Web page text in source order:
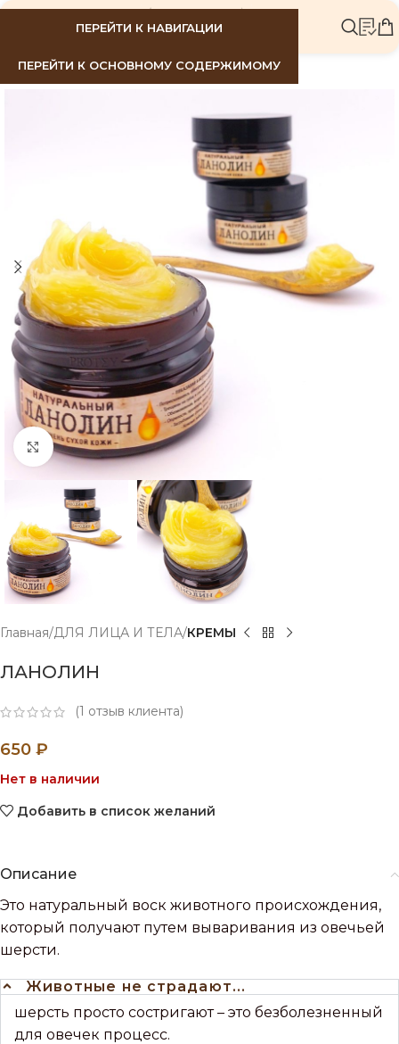
ПЕРЕЙТИ К НАВИГАЦИИ
ПЕРЕЙТИ К ОСНОВНОМУ СОДЕРЖИМОМУ
РАСПР
Нажмите, чтобы увеличить
Главная ДЛЯ ЛИЦА И ТЕЛА КРЕМЫ
ЛАНОЛИН
(1 отзыв клиента)
650 ₽
Нет в наличии
Добавить в список желаний
Описание
Это натуральный воск животного происхождения,
который получают путем вываривания из овечьей
шерсти.
Животные не страдают...
шерсть просто состригают – это безболезненный
для овечек процесс.